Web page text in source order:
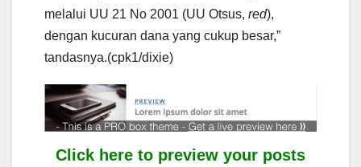
melalui UU 21 No 2001 (UU Otsus, red),
dengan kucuran dana yang cukup besar,”
tandasnya.(cpk1/dixie)
Click here to preview your posts